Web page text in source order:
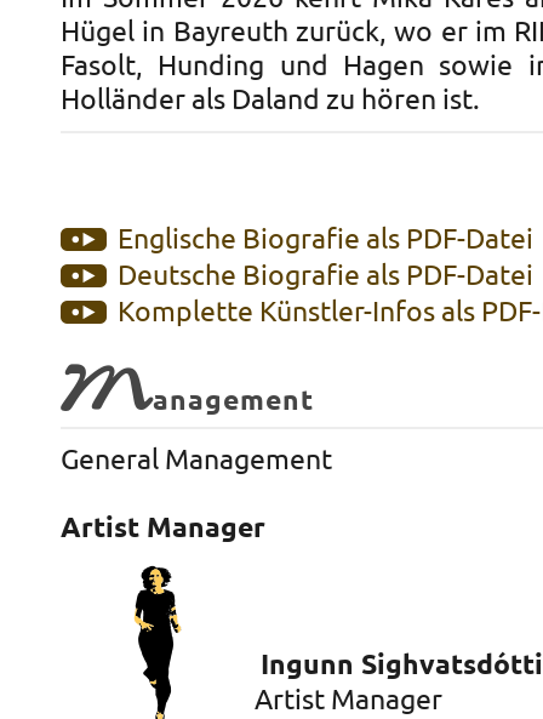
Hügel in Bayreuth zurück, wo er im
Fasolt, Hunding und Hagen sowie
Holländer als Daland zu hören ist.
Englische Biografie als PDF-Datei
Deutsche Biografie als PDF-Datei
Komplette Künstler-Infos als
Management
General Management
Artist Manager
Ingunn
Artist Manager